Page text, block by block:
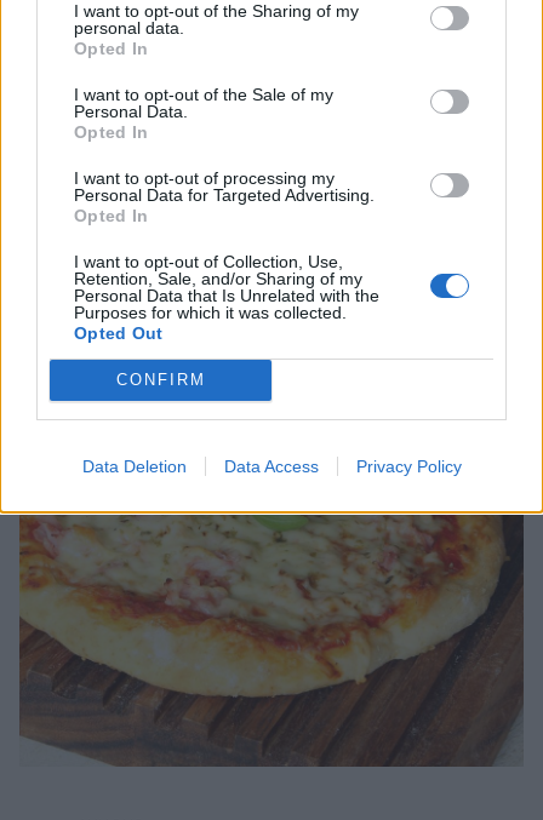
I want to opt-out of the Sharing of my
personal data.
Opted In
I want to opt-out of the Sale of my
Personal Data.
Opted In
I want to opt-out of processing my
Personal Data for Targeted Advertising.
Opted In
I want to opt-out of Collection, Use,
Retention, Sale, and/or Sharing of my
Personal Data that Is Unrelated with the
Purposes for which it was collected.
Opted Out
CONFIRM
Data Deletion Data Access Privacy Policy